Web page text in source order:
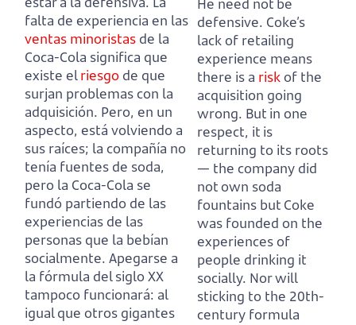
falta de experiencia en las
ventas minoristas de la
Coca-Cola significa que
existe elriesgo de que
surjan problemas con la
adquisición. Pero, en un
aspecto, está volviendo a
sus raíces; la compañía no
tenía fuentes de soda,
pero la Coca-Cola se
fundó partiendo de las
experiencias de las
personas que la bebían
socialmente. Apegarse a
la fórmula del siglo XX
tampoco funcionará: al
igual que otros gigantes
defensive. Coke’s
lack of retailing
experience means
there is a riskof the
acquisition going
wrong. But in one
respect, it is
returning to its roots
— the company did
not own soda
fountains but Coke
was founded on the
experiences of
people drinking it
socially. Nor will
sticking to the 20th-
century formula